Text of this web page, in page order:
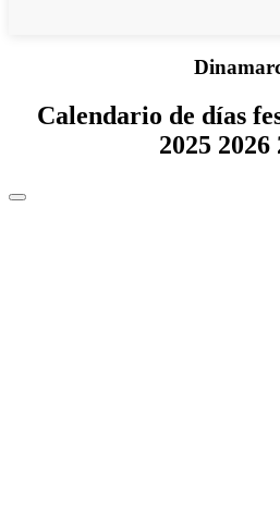
Calendario de días
2025 2026